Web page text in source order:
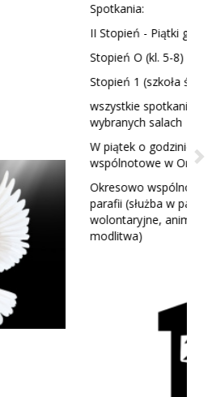
wzwyż) Piątki 17:00
odbywają się w Oratorium w
ma miejsce spotkanie
jest zaangażowana w życie
obstawianie liturgii, działania
życia w Oratorium, osobista